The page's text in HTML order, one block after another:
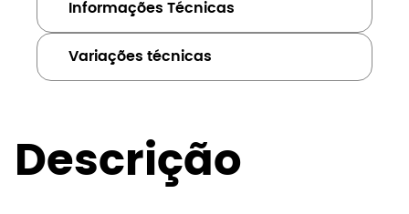
Informações Técnicas
Variações técnicas
Descrição